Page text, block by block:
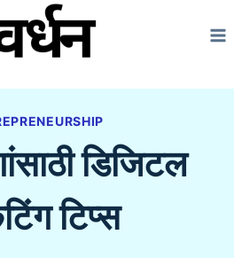
डिजिटल
टिप्स